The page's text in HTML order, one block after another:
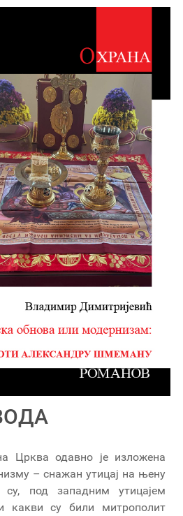
Црква одавно је изложена
– снажан утицај на њену
су, под западним утицајем
какви су били митрополит